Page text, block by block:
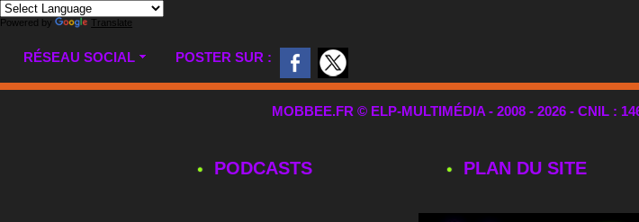
Powered by Translate
RÉSEAU SOCIAL POSTER SUR :
MOBBEE.FR © ELP-MULTIMÉDIA - 2008 - 2026 - CNIL :
PODCASTS PLAN DU SITE